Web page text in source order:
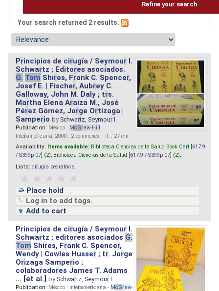
Refine your search
Your search returned 2 results.
Principios de cirugía / Seymour I.
Schwartz ; Editores asociados.
G. Tom Shires, Frank C. Spencer,
Josef E. | Fischer, Aubrey C.
Galloway, John M. Daly ; trs.
Martha Elena Araiza M., José
Pérez Gómez, Jorge Ortizaga |
Samperio by Schwartz, Seymour I.
Publication: México : McGraw-Hill
Interamericana, 2000 . 2 volumenes. : il. ; 27 cm.
Availability: Items available: Biblioteca Ciencias de la Salud Book Cart [ 617.9
/ S399p-07 ] (2), Biblioteca Ciencias de la Salud [ 617.9 / S399p-07 ] (2),
Lists: cirugia pediatrica
Place hold
Log in to add tags.
Add to cart
Principios de cirugía / Seymour I.
Schwartz ; editores asociados G.
Tom Shires, Frank C. Spencer,
Wendy | Cowles Husser ; tr. Jorge
Orizaga Samperio ;
colaboradores James T. Adams
... [et al.]by Schwartz, Seymour I.
Publication: México : Interamericana - McGraw-